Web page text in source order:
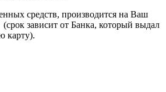
средств, производится на Ваш
зависит от Банка, который выдал
карту).